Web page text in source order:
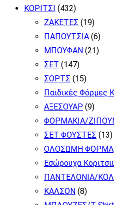
ΚΟΡΙΤΣΙ (432)
ΖΑΚΕΤΕΣ (19)
ΠΑΠΟΥΤΣΙΑ (6)
ΜΠΟΥΦΑΝ (21)
ΣΕΤ (147)
ΣΟΡΤΣ (15)
Παιδικές Φόρμες
ΑΞΕΣΟΥΑΡ (9)
ΦΟΡΜΑΚΙΑ/
ΣΕΤ ΦΟΥΣΤΕΣ (13)
ΟΛΟΣΩΜΗ ΦΟΡΜΑ
Εσώρουχα
ΠΑΝΤΕΛΟΝΙΑ/
ΚΑΛΣΟΝ (8)